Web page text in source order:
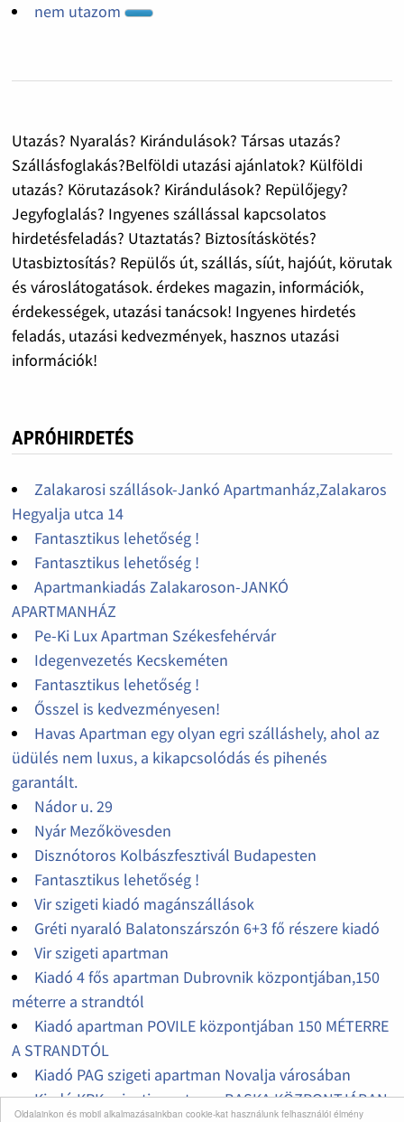
Oldalainkon és mobil alkalmazásainkban cookie-kat használunk felhasználói élmény
nem utazom
Utazás? Nyaralás? Kirándulások? Társas utazás?
Szállásfoglakás?Belföldi utazási ajánlatok? Külföldi
utazás? Körutazások? Kirándulások? Repülőjegy?
Jegyfoglalás? Ingyenes szállással kapcsolatos
hirdetésfeladás? Utaztatás? Biztosításkötés?
Utasbiztosítás? Repülős út, szállás, síút, hajóút, körutak
és városlátogatások. érdekes magazin, információk,
érdekességek, utazási tanácsok! Ingyenes hirdetés
feladás, utazási kedvezmények, hasznos utazási
információk!
APRÓHIRDETÉS
Zalakarosi szállások-Jankó Apartmanház,Zalakaros
Hegyalja utca 14
Fantasztikus lehetőség !
Fantasztikus lehetőség !
Apartmankiadás Zalakaroson-JANKÓ
APARTMANHÁZ
Pe-Ki Lux Apartman Székesfehérvár
Idegenvezetés Kecskeméten
Fantasztikus lehetőség !
Ősszel is kedvezményesen!
Havas Apartman egy olyan egri szálláshely, ahol az
üdülés nem luxus, a kikapcsolódás és pihenés
garantált.
Nádor u. 29
Nyár Mezőkövesden
Disznótoros Kolbászfesztivál Budapesten
Fantasztikus lehetőség !
Vir szigeti kiadó magánszállások
Gréti nyaraló Balatonszárszón 6+3 fő részere kiadó
Vir szigeti apartman
Kiadó 4 fős apartman Dubrovnik központjában,150
méterre a strandtól
Kiadó apartman POVILE központjában 150 MÉTERRE
A STRANDTÓL
Kiadó PAG szigeti apartman Novalja városában
Kiadó KRK szigeti apartman BASKA KÖZPONTJÁBAN